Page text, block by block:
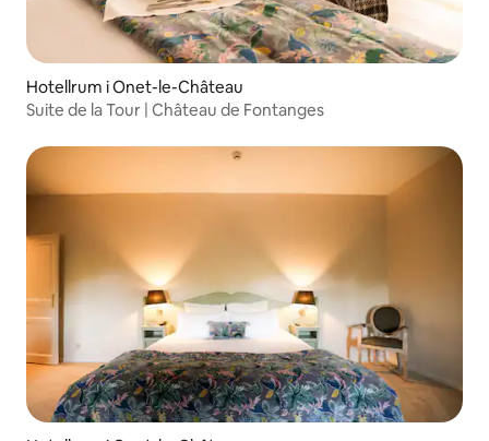
Hotellrum i Onet-le-Château
Suite de la Tour | Château de Fontanges